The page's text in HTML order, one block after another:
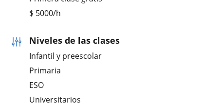
$ 5000/h
Niveles de las clases
Infantil y preescolar
Primaria
ESO
Universitarios